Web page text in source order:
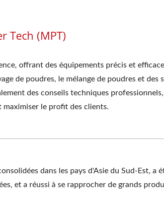
Tech (MPT)
offrant des équipements précis et
de poudres, le mélange de poudres et
des conseils techniques
le profit des clients.
dans les pays d'Asie du Sud-Est,
et a réussi à se rapprocher de grands